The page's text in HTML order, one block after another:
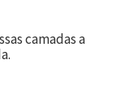
camadas a